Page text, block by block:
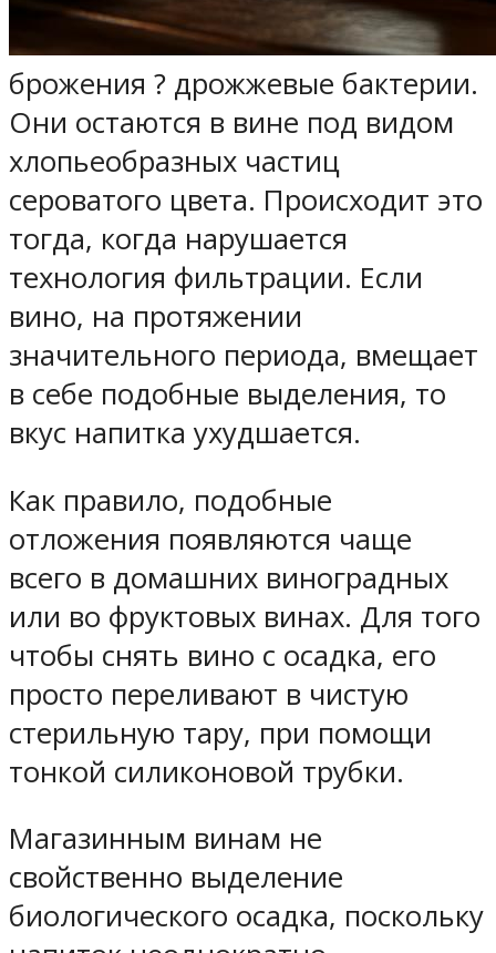
брожения ? дрожжевые бактерии.
Они остаются в вине под видом
хлопьеобразных частиц
сероватого цвета. Происходит это
тогда, когда нарушается
технология фильтрации. Если
вино, на протяжении
значительного периода, вмещает
в себе подобные выделения, то
вкус напитка ухудшается.
Как правило, подобные
отложения появляются чаще
всего в домашних виноградных
или во фруктовых винах. Для того
чтобы снять вино с осадка, его
просто переливают в чистую
стерильную тару, при помощи
тонкой силиконовой трубки.
Магазинным винам не
свойственно выделение
биологического осадка, поскольку